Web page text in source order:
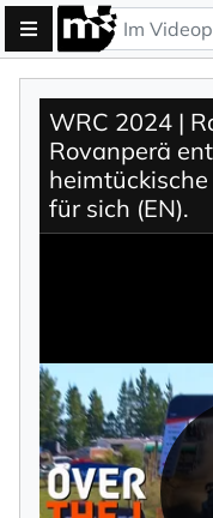
WRC 2024 |
Rovanperä
für sich (EN).